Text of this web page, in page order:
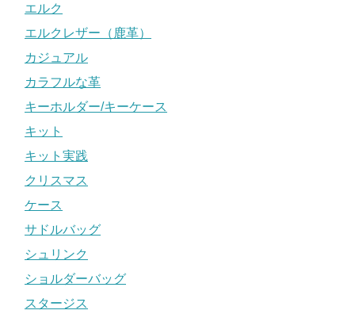
エルク
エルクレザー（鹿革）
カジュアル
カラフルな革
キーホルダー/キーケース
キット
キット実践
クリスマス
ケース
サドルバッグ
シュリンク
ショルダーバッグ
スタージス